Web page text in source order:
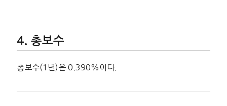
총보수
총보수(1년)은 0.390%이다.